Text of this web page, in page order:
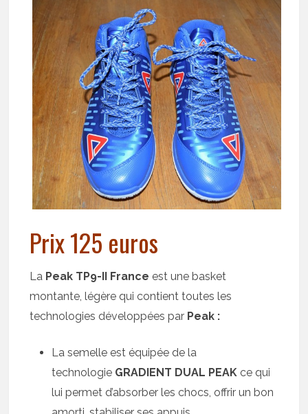
Prix 125 euros
La Peak TP9-II France est une basket
montante, légère qui contient toutes les
technologies développées par Peak :
La semelle est équipée de la
technologie GRADIENT DUAL PEAK ce qui
lui permet d’absorber les chocs, offrir un bon